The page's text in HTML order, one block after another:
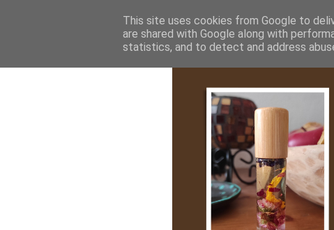
This site uses cookies from Google to
are shared with Google along with
statistics, and to detect and address